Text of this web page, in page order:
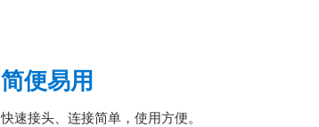
简便易用
快速接头、连接简单，使用方便。